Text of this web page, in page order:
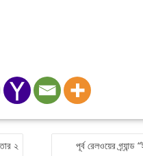
২
পূর্ব রেলওয়ের